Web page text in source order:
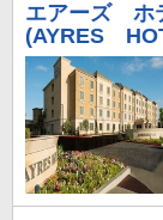
エアーズ ホ
(AYRES